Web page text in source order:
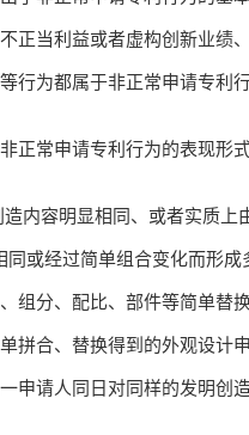
正当利益或者虚构创新业绩
行为都属于非正常申请专利
常申请专利行为的表现形
容明显相同、或者实质上
或经过简单组合变化而形
组分、配比、部件等简单替
拼合、替换得到的外观设计
申请人同日对同样的发明创